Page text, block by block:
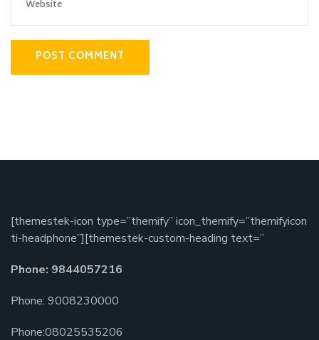
[themestek-icon type=”themify” icon_themify=”themifyicon
ti-headphone”][themestek-custom-heading text=”
Phone: 9844057216
Phone: 9008230000
Phone:08025535206